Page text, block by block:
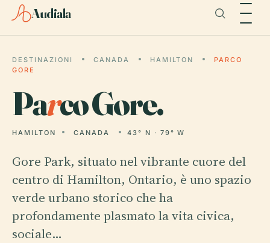
Audiala
DESTINAZIONI CANADA HAMILTON
PARCO
GORE
Parco Gore.
HAMILTON CANADA 43° N · 79° W
Gore Park, situato nel vibrante cuore del
centro di Hamilton, Ontario, è uno spazio
verde urbano storico che ha
profondamente plasmato la vita civica,
sociale…